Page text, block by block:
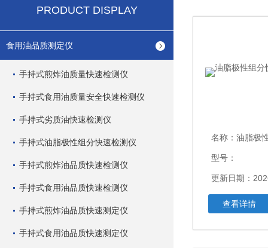
PRODUCT DISPLAY
食用油品质测定仪
手持式煎炸油质量快速检测仪
手持式食用油质量安全快速检测仪
手持式劣质油快速检测仪
手持式油脂极性组分快速检测仪
手持式煎炸油品质快速检测仪
手持式食用油品质快速检测仪
手持式煎炸油品质快速测定仪
手持式食用油品质快速测定仪
名称： 油脂极性
型号：
更新日期：
查看详情